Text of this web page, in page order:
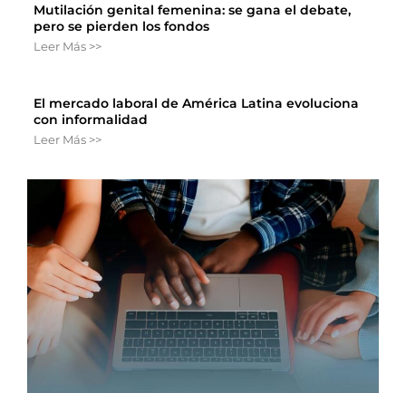
Mutilación genital femenina: se gana el debate,
pero se pierden los fondos
Leer Más >>
El mercado laboral de América Latina evoluciona
con informalidad
Leer Más >>